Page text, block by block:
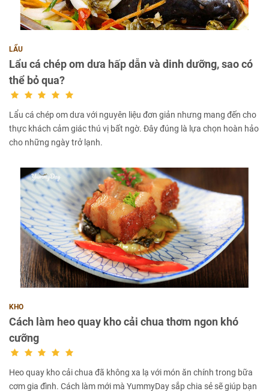
LẨU
Lẩu cá chép om dưa hấp dẫn và dinh dưỡng, sao có
thể bỏ qua?
Lẩu cá chép om dưa với nguyên liệu đơn giản nhưng mang đến cho
thực khách cảm giác thú vị bất ngờ. Đây đúng là lựa chọn hoàn hảo
cho những ngày trở lạnh.
KHO
Cách làm heo quay kho cải chua thơm ngon khó
cưỡng
Heo quay kho cải chua đã không xa lạ với món ăn chính trong bữa
cơm gia đình. Cách làm mới mà YummyDay sắp chia sẻ sẽ giúp bạn